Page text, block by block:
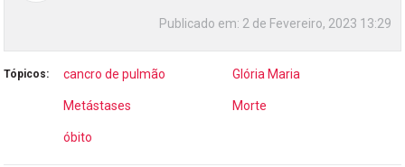
Publicado em: 2 de Fevereiro, 2023 13:29
Tópicos: cancro de pulmão Glória Maria
Metástases Morte
óbito